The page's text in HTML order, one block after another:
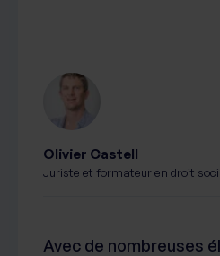
Avec de nombreuses
Olivier Castell
Juriste et formateur en droit